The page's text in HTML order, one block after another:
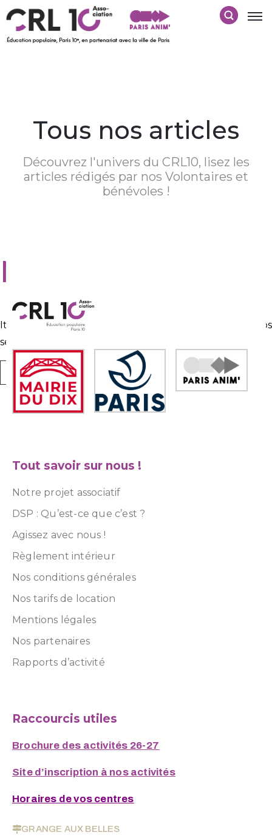
Tous nos articles
Découvrez l'univers du CRL10, lisez les
articles rédigés par nos Volontaires et
bénévoles !
Nothing Found
It seems we can’t find what you’re looking for. Perhaps
searching can help.
Tout savoir sur nous !
Notre projet associatif
DSP : Qu’est-ce que c’est ?
Agissez avec nous !
Règlement intérieur
Nos conditions générales
Nos tarifs de location
Mentions légales
Nos partenaires
Rapports d’activité
Raccourcis utiles
Brochure des activités 26-27
Site d’inscription à nos activités
Horaires de vos centres
GRANGE AUX BELLES